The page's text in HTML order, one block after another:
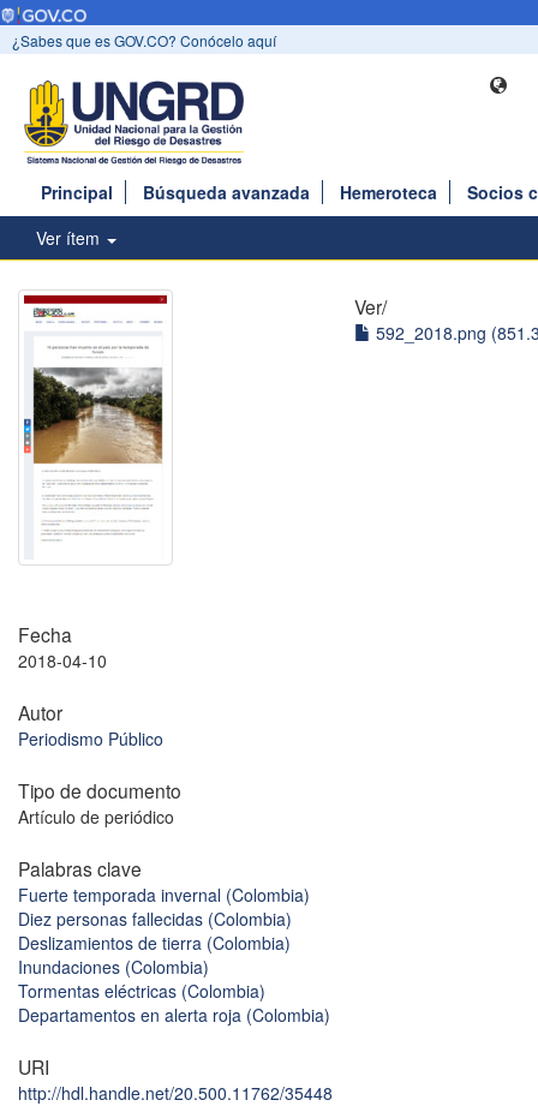
¿Sabes que es GOV.CO? Conócelo aquí
Principal Búsqueda avanzada Hemeroteca
Socios
Ver ítem
Ver/
592_2018.png
Fecha
2018-04-10
Autor
Periodismo Público
Tipo de documento
Artículo de periódico
Palabras clave
Fuerte temporada invernal (Colombia)
Diez personas fallecidas (Colombia)
Deslizamientos de tierra (Colombia)
Inundaciones (Colombia)
Tormentas eléctricas (Colombia)
Departamentos en alerta roja (Colombia)
URI
http://hdl.handle.net/20.500.11762/35448